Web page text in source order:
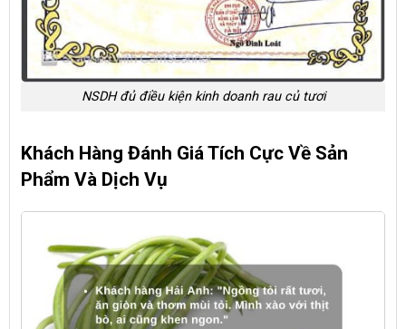
NSDH đủ điều kiện kinh doanh rau củ tươi
Khách Hàng Đánh Giá Tích Cực Về Sản
Phẩm Và Dịch Vụ